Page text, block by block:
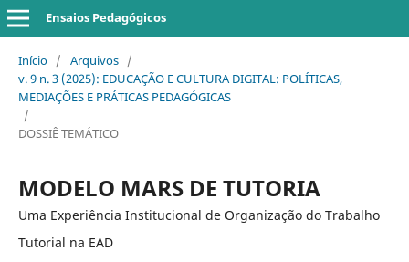
Ensaios Pedagógicos
Início / Arquivos /
v. 9 n. 3 (2025): EDUCAÇÃO E CULTURA DIGITAL: POLÍTICAS,
MEDIAÇÕES E PRÁTICAS PEDAGÓGICAS
/
DOSSIÊ TEMÁTICO
MODELO MARS DE TUTORIA
Uma Experiência Institucional de Organização do Trabalho
Tutorial na EAD